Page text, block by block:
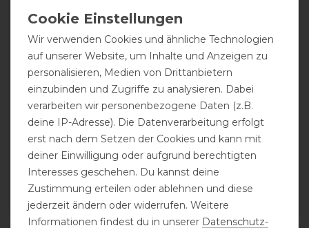
beris 3-Ring Gebiss
Zungenbogenstange
hart
statt 129,95 €
110,50 € *
ARTIKEL MERKEN
Beris Wassertrense
einfach gebrochen, Ring
7,5 cm
statt 79,95 €
68,00 € *
ARTIKEL MERKEN
Wir verwenden Cookies und ähnliche Technologien
auf unserer Website, um Inhalte und Anzeigen zu
personalisieren, Medien von Drittanbietern
einzubinden und Zugriffe zu analysieren. Dabei
verarbeiten wir personenbezogene Daten (z.B.
deine IP-Adresse). Die Datenverarbeitung erfolgt
erst nach dem Setzen der Cookies und kann mit
deiner Einwilligung oder aufgrund berechtigten
Interesses geschehen. Du kannst deine
Zustimmung erteilen oder ablehnen und diese
jederzeit ändern oder widerrufen. Weitere
Informationen findest du in unserer Daten­schutz­